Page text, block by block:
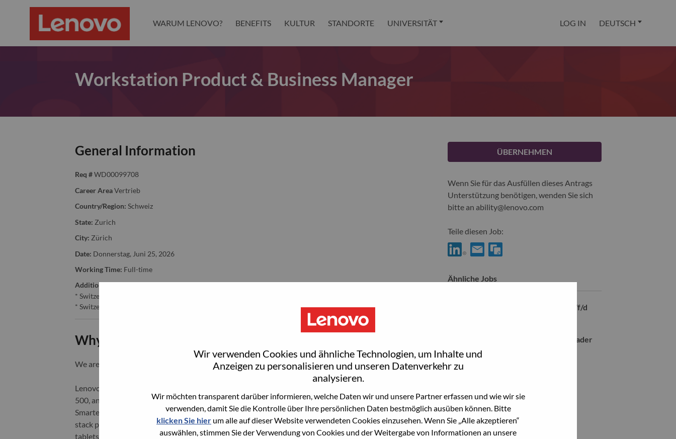
Wir verwenden Cookies und ähnliche Technologien, um Inhalte und
Anzeigen zu personalisieren und unseren Datenverkehr zu
analysieren.
Wir möchten transparent darüber informieren, welche Daten wir und unsere Partner erfassen und wie wir sie
verwenden, damit Sie die Kontrolle über Ihre persönlichen Daten bestmöglich ausüben können. Bitte
klicken Sie hier um alle auf dieser Website verwendeten Cookies einzusehen. Wenn Sie „Alle akzeptieren“
auswählen, stimmen Sie der Verwendung von Cookies und der Weitergabe von Informationen an unsere
WARUM LENOVO? BENEFITS KULTUR STANDORTE UNIVERSITÄT LOG IN DEUTSCH
Workstation Product & Business Manager
General Information
Req # WD00099708
Career Area Vertrieb
Country/Region: Schweiz
State: Zurich
City: Zürich
Date: Donnerstag, Juni 25, 2026
Working Time: Full-time
Additional Locations:
* Switzerland - Zürich - Zürich
* Switzerland - Zürich - Zürich
Why Work at Lenovo
We are Lenovo. We do what we say. We own what we do. We WOW our customers.
Lenovo is a US$83 billion revenue global technology powerhouse, ranked #153 in the Fortune Global
500, and serving millions of customers every day in 180 markets. Focused on a bold vision to deliver
Smarter Technology for All, Lenovo has built on its success as the world’s largest PC company with a full-
stack portfolio of AI-enabled, AI-ready, and AI-optimized devices (PCs, workstations, smartphones,
tablets), infrastructure (server, storage, edge, high performance computing and software defined
ÜBERNEHMEN
Wenn Sie für das Ausfüllen dieses Antrags
Unterstützung benötigen, wenden Sie sich
bitte an ability@lenovo.com
Teile diesen Job:
Ähnliche Jobs
Junior Technical Sales Consultant m/f/d
ISG Business Leader & Tech Sales Leader
Zürich, Zurich, Schweiz,